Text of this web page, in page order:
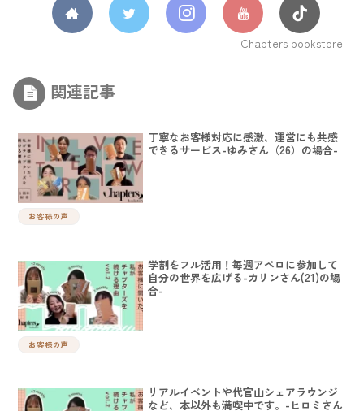
Chapters bookstore
関連記事
お客様の声
丁寧なお客様対応に感激、運営にも共感
できるサービス-ゆみさん（26）の場合-
お客様の声
学割をフル活用！毎週アペロに参加して
自分の世界を広げる-カリンさん(21)の場
合-
リアルイベントや代官山シェアラウンジ
など、本以外も満喫中です。-ヒロミさん